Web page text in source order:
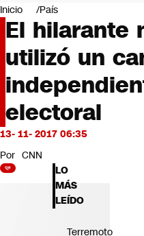
Negocios
Deportes
Programas completos
Cultura
Servicios
Bits
CNN Data
CNN tiempo
Futuro 360
Inicio País
El hilarante
utilizó un
electoral
13- 11- 2017 06:35
Por CNN
LO
MÁS
LEÍDO
Terremoto